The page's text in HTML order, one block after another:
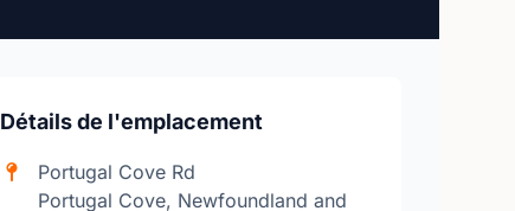
Détails de l'emplacement
Portugal Cove Rd
Portugal Cove, Newfoundland and